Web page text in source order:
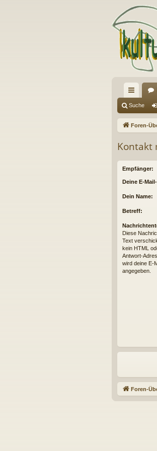
ch
ne
ug
Suche
Foren-
Kontakt
Empfänger:
Deine E-
Dein Name:
Betreff:
Diese
Text
kein HTML
Antwort-
wird deine E-
angegeben.
Foren-